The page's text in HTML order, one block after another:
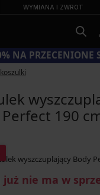
WYMIANA I ZWROT
NA PRZECENIONE
Perfect 190
nie ma w